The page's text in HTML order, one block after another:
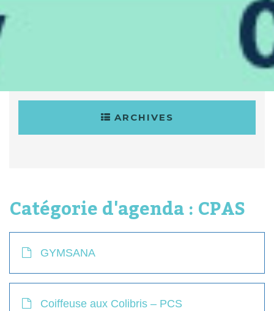
ARCHIVES
Catégorie d'agenda :CPAS
GYMSANA
Coiffeuse aux Colibris – PCS